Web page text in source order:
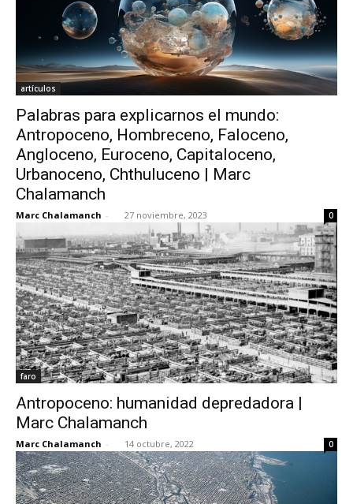
artículos
Palabras para explicarnos el mundo:
Antropoceno, Hombreceno, Faloceno,
Angloceno, Euroceno, Capitaloceno,
Urbanoceno, Chthuluceno | Marc
Chalamanch
Marc Chalamanch - 27 noviembre, 2023 0
faro
Antropoceno: humanidad depredadora |
Marc Chalamanch
Marc Chalamanch - 14 octubre, 2022 0